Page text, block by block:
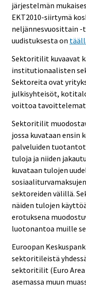
järjestelmän
EKT2010-siirtymä
neljännesvuosittain -
uudistuksesta on
Sektoritilit kuvaavat
institutionaalisten
Sektoreita ovat
julkisyhteisöt,
voittoa
Sektoritilit
jossa kuvataan ensin
palveluiden
tuloja ja niiden
kuvataan tulojen
sektoreiden välillä.
näiden tulojen
erotuksena
luotonantoa muille
Euroopan
sektoritileistä
sektoritilit (Euro Area
asemassa muun